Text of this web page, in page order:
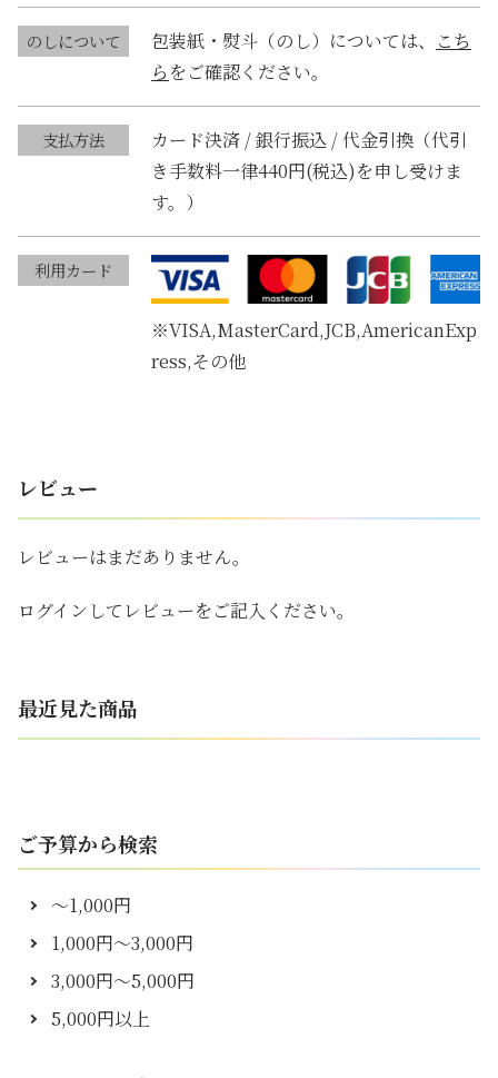
）
1
0
のしについて 包装紙・熨斗（のし）については、
こち
ら をご確認ください。
支払方法
カード決済 / 銀行振込 / 代金引換（代引
き手数料一律440円(税込)を申し受けま
す。）
利用カード
※VISA,MasterCard,JCB,AmericanExp
ress,その他
レビュー
レビューはまだありません。
ログインしてレビューをご記入ください。
最近見た商品
ご予算から検索
～1,000円
1,000円～3,000円
3,000円～5,000円
5,000円以上